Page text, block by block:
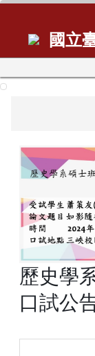
國立
歷史學
口試公